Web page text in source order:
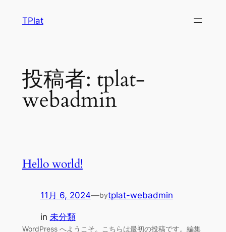
TPlat
投稿者: tplat-
webadmin
Hello world!
11月 6, 2024—bytplat-webadmin
in 未分類
WordPress へようこそ。こちらは最初の投稿です。編集